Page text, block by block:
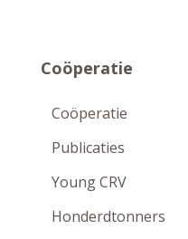
Coöperatie
Coöperatie
Publicaties
Young CRV
Honderdtonners